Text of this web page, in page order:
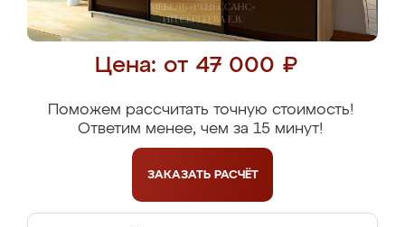
Цена: от 47 000 ₽
Поможем рассчитать точную стоимость!
Ответим менее, чем за 15 минут!
ЗАКАЗАТЬ РАСЧЁТ